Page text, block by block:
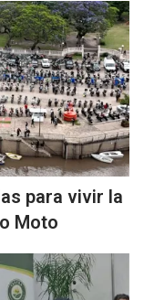
para vivir la
Moto